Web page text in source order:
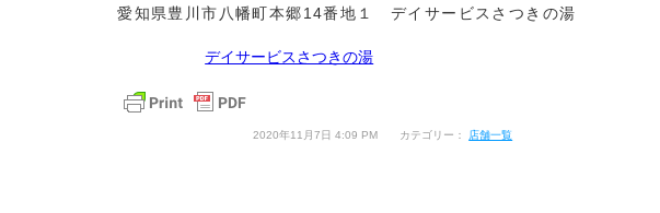
愛知県豊川市八幡町本郷14番地１ デイサービスさつきの湯
デイサービスさつきの湯
2020年11月7日 4:09 PM カテゴリー： 店舗一覧